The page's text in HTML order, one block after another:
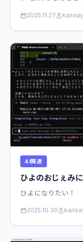
2025.11.27
AI関連
ひよのおじぇみ
ひよになりたい！
2025.10.30